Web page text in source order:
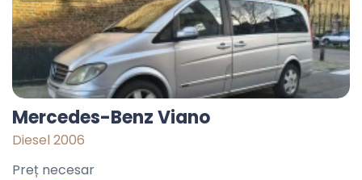
Mercedes-Benz Viano
Diesel 2006
Preț necesar